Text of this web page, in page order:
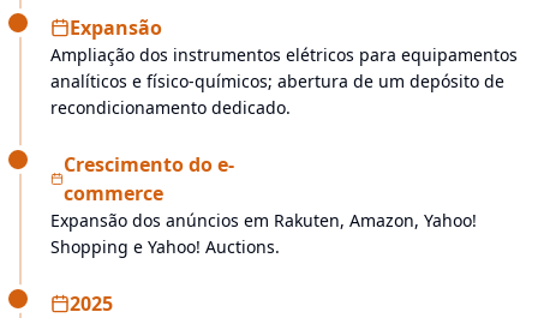
Expansão
Ampliação dos instrumentos elétricos para equipamentos
analíticos e físico-químicos; abertura de um depósito de
recondicionamento dedicado.
Crescimento do e-
commerce
Expansão dos anúncios em Rakuten, Amazon, Yahoo!
Shopping e Yahoo! Auctions.
2025